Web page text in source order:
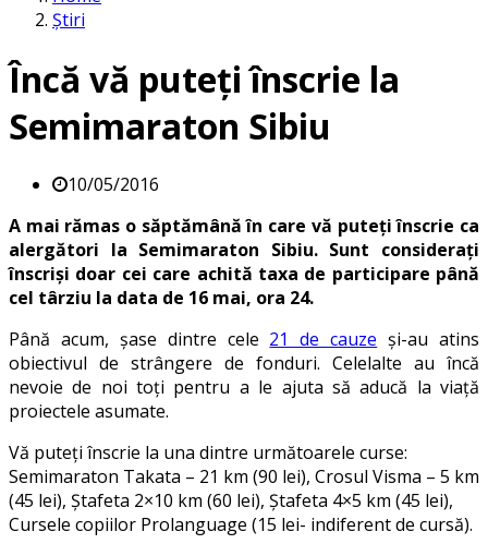
Știri
Încă vă puteți înscrie la
Semimaraton Sibiu
10/05/2016
A mai rămas o săptămână în care vă puteți înscrie ca
alergători la Semimaraton Sibiu. Sunt considerați
înscriși doar cei care achită taxa de participare până
cel târziu la data de 16 mai, ora 24.
Până acum, șase dintre cele 21 de cauze și-au atins
obiectivul de strângere de fonduri. Celelalte au încă
nevoie de noi toți pentru a le ajuta să aducă la viață
proiectele asumate.
Vă puteţi înscrie la una dintre următoarele curse:
Semimaraton Takata – 21 km (90 lei), Crosul Visma – 5 km
(45 lei), Ștafeta 2×10 km (60 lei), Ștafeta 4×5 km (45 lei),
Cursele copiilor Prolanguage (15 lei- indiferent de cursă).